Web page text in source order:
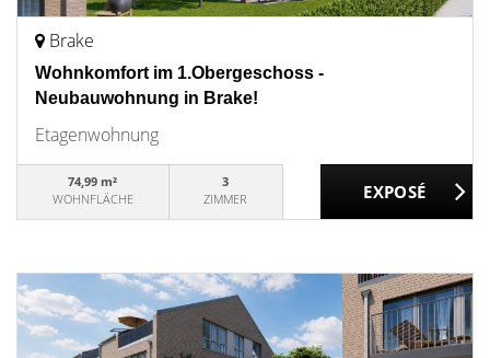
Brake
Wohnkomfort im 1.Obergeschoss -
Neubauwohnung in Brake!
Etagenwohnung
74,99 m²
WOHNFLÄCHE
3
ZIMMER